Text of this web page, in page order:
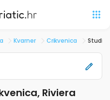
Kvarner Crikvenica
Riviera